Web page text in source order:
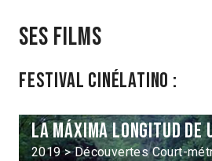
Ses films
Festival Cinélatino :
La Máxima longitud de
2019 > Découvertes Court-